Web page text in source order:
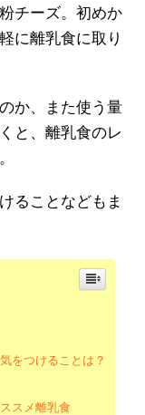
チーズ。初めか
に離乳食に取り
か、また使う量
と、離乳食のレ
ることなどもま
をつけることは？
スメ離乳食